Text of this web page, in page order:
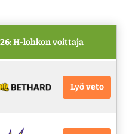
H-lohkon voittaja
Lyö veto